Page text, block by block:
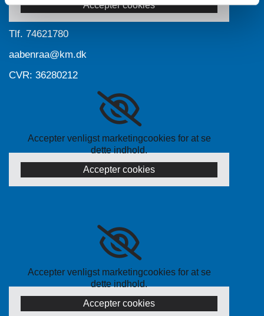
Accepter cookies
Tlf. 74621780
aabenraa@km.dk
CVR: 36280212
Accepter venligst marketingcookies for at se
dette indhold.
Accepter cookies
Accepter venligst marketingcookies for at se
dette indhold.
Accepter cookies